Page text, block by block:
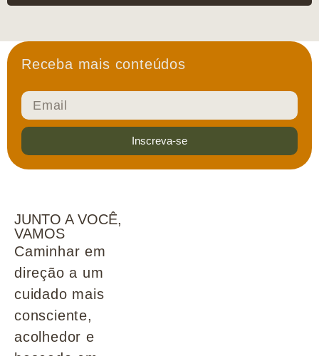
Receba mais conteúdos
Inscreva-se
JUNTO A VOCÊ,
VAMOS
Caminhar em
direção a um
cuidado mais
consciente,
acolhedor e